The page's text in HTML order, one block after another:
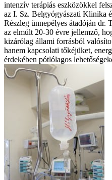
intenzív terápiás eszközökkel
az I. Sz. Belgyógyászati Klinika
Részleg ünnepélyes átadóján dr.
az elmúlt 20-30 évre jellemző,
kizárólag állami forrásból
hanem kapcsolati tőkéjüket,
érdekében pótlólagos